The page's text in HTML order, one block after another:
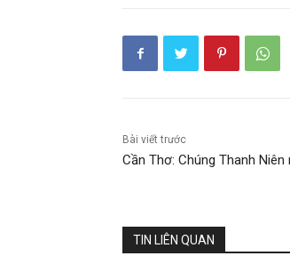
Bài viết trước
Cần Thơ: Chúng Thanh
TIN LIÊN QUAN